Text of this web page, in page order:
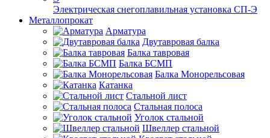
Электрическая снегоплавильная установка СП-Э
Металлопрокат
Арматура
Двутавровая балка
Балка тавровая
Балка БСМП
Балка Монорельсовая
Катанка
Стальной лист
Стальная полоса
Уголок стальной
Швеллер стальной